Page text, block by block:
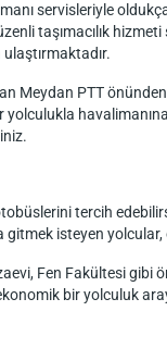
servisleriyle
taşımacılık
Meydan PTT
yolculukla
tercih
gitmek isteyen
Fen Fakültesi
bir yolculuk